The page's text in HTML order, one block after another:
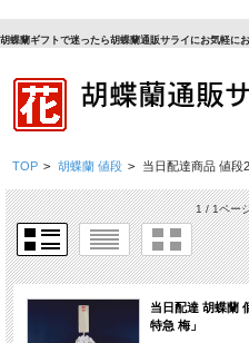
胡蝶蘭ギフトで迷ったら胡蝶蘭通販サライにお気軽に
TOP > 胡蝶蘭 値段 > 当日配達商品 値段
1 / 1ペー
当日配達 胡蝶蘭
特急 梅」